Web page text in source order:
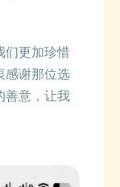
们更加珍惜
感谢那位选
善意，让我